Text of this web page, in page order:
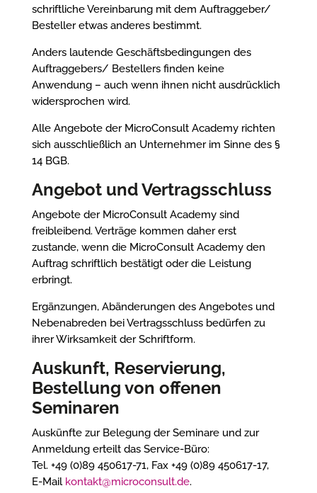
schriftliche Vereinbarung mit dem Auftraggeber/
Besteller etwas anderes bestimmt.
Anders lautende Geschäftsbedingungen des
Auftraggebers/ Bestellers finden keine
Anwendung – auch wenn ihnen nicht ausdrücklich
widersprochen wird.
Alle Angebote der MicroConsult Academy richten
sich ausschließlich an Unternehmer im Sinne des §
14 BGB.
Angebot und Vertragsschluss
Angebote der MicroConsult Academy sind
freibleibend. Verträge kommen daher erst
zustande, wenn die MicroConsult Academy den
Auftrag schriftlich bestätigt oder die Leistung
erbringt.
Ergänzungen, Abänderungen des Angebotes und
Nebenabreden bei Vertragsschluss bedürfen zu
ihrer Wirksamkeit der Schriftform.
Auskunft, Reservierung,
Bestellung von offenen
Seminaren
Auskünfte zur Belegung der Seminare und zur
Anmeldung erteilt das Service-Büro:
Tel. +49 (0)89 450617-71, Fax +49 (0)89 450617-17,
E-Mail kontakt@microconsult.de.